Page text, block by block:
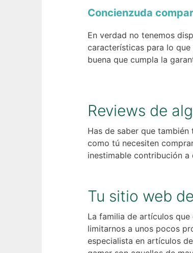
Concienzuda
En verdad no tenemos
características para lo
buena que cumpla la
Reviews de
Has de saber que
como tú necesiten
inestimable contribución
Tu sitio web
La familia de artículos
limitarnos a unos pocos
especialista en artículos